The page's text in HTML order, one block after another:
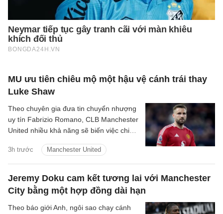
MU ưu tiên chiêu mộ một hậu vệ cánh trái thay
Luke Shaw
3h trước Manchester United
Theo chuyên gia đưa tin chuyển nhượng
uy tín Fabrizio Romano, CLB Manchester
United nhiều khả năng sẽ biến việc chiêu
trọng tâm tiếp theo trên thị trường
chuyển nhượng hè năm nay.
Jeremy Doku cam kết tương lai với Manchester
City bằng một hợp đồng dài hạn
Theo báo giới Anh, ngôi sao chạy cánh